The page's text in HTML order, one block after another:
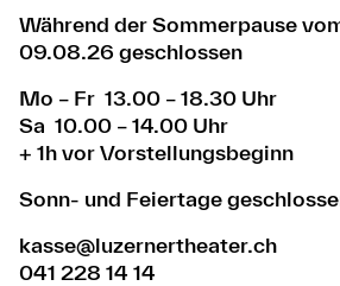
Während der Sommerpause
09.08.26 geschlossen
Mo – Fr 13.00 – 18.30 Uhr
Sa 10.00 – 14.00 Uhr
+ 1h vor Vorstellungsbeginn
Sonn- und Feiertage
kasse@luzernertheater.ch
041 228 14 14